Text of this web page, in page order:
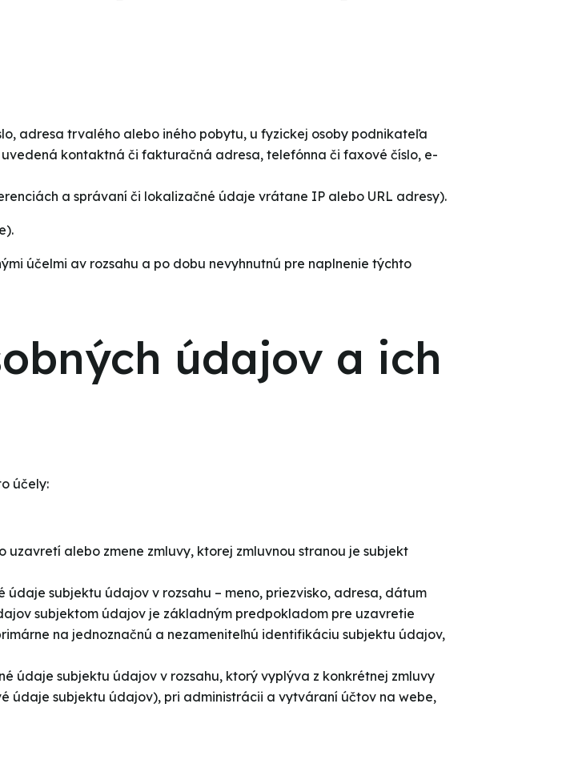
adresa trvalého alebo iného pobytu, u fyzickej osoby podnikateľa
kontaktná či fakturačná adresa, telefónna či faxové číslo, e-
a správaní či lokalizačné údaje vrátane IP alebo URL adresy).
účelmi av rozsahu a po dobu nevyhnutnú pre naplnenie týchto
údajov a ich
účely:
alebo zmene zmluvy, ktorej zmluvnou stranou je subjekt
subjektu údajov v rozsahu – meno, priezvisko, adresa, dátum
subjektom údajov je základným predpokladom pre uzavretie
na jednoznačnú a nezameniteľnú identifikáciu subjektu údajov,
údaje subjektu údajov v rozsahu, ktorý vyplýva z konkrétnej zmluvy
údaje subjektu údajov), pri administrácii a vytváraní účtov na webe,